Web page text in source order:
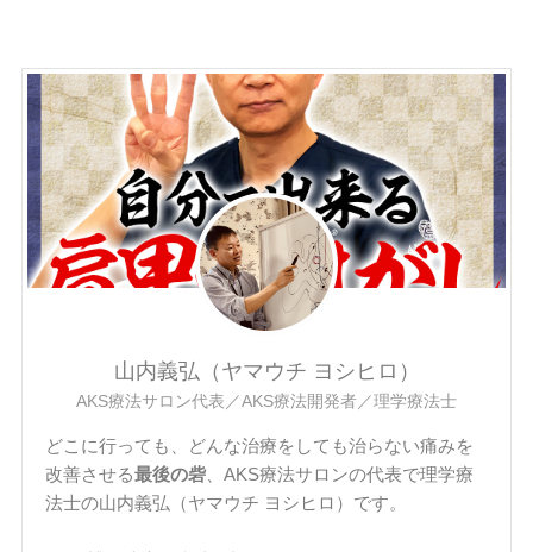
山内義弘（ヤマウチ ヨシヒロ）
AKS療法サロン代表／AKS療法開発者／理学療法士
どこに行っても、どんな治療をしても治らない痛みを
改善させる最後の砦 、AKS療法サロンの代表で理学療
法士の山内義弘（ヤマウチ ヨシヒロ）です。